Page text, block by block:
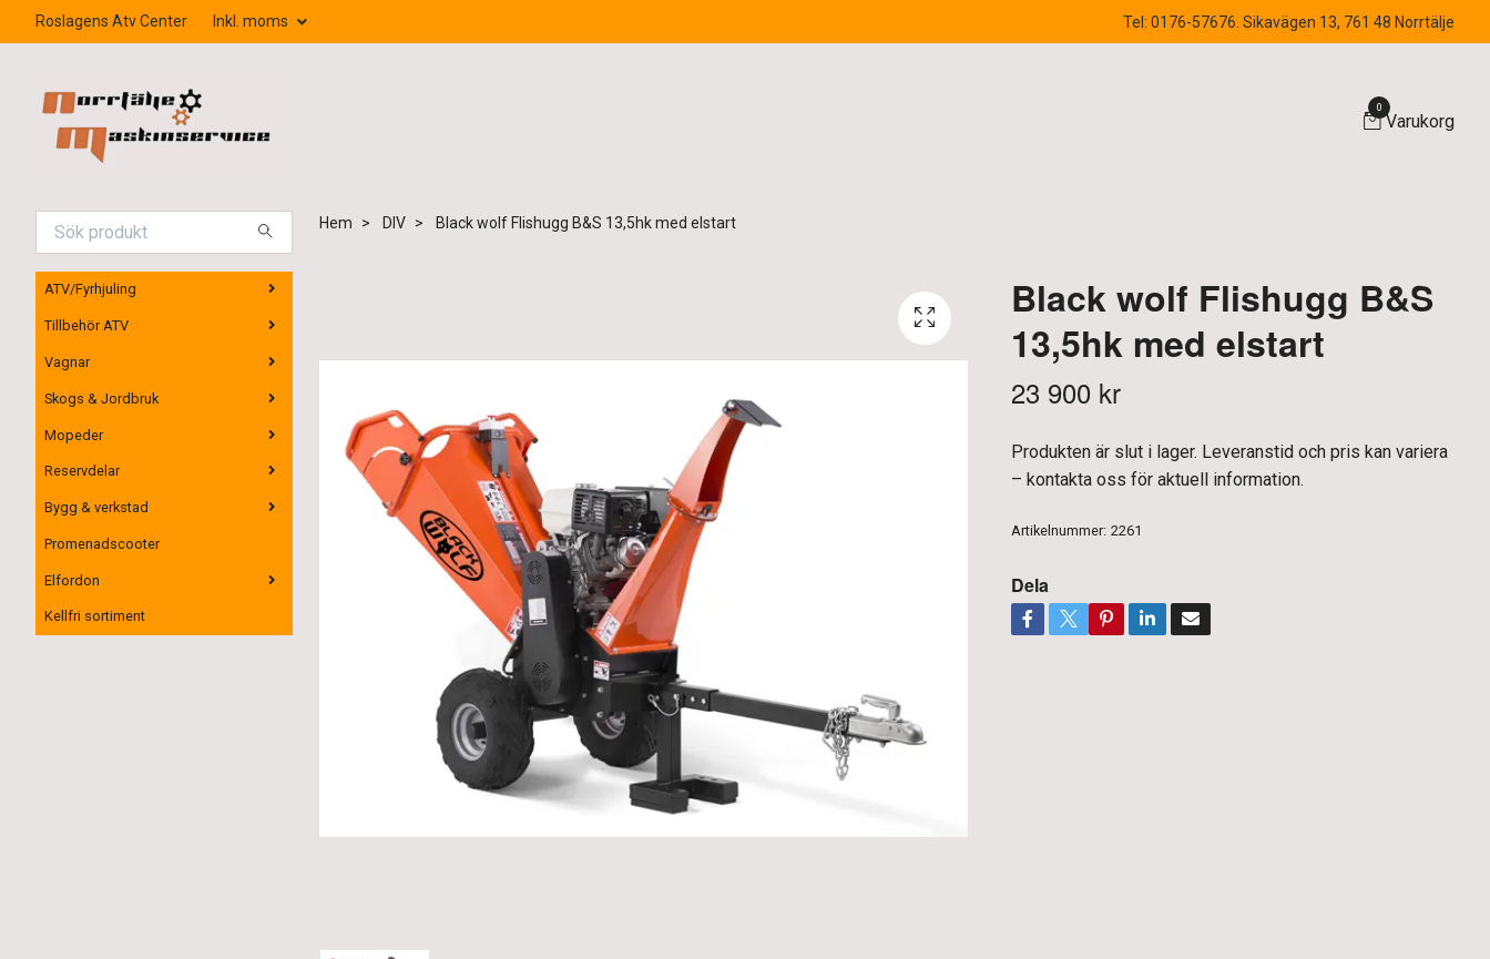
Roslagens Atv Center Inkl. moms Tel: 0176-57676. Sikavägen 13, 761 48 Norrtälje
0
Varukorg
ATV/Fyrhjuling
Tillbehör ATV
Vagnar
Skogs & Jordbruk
Mopeder
Reservdelar
Bygg & verkstad
Promenadscooter
Elfordon
Kellfri sortiment
Hem DIV Black wolf Flishugg B&S 13,5hk med elstart
Black wolf Flishugg B&S
13,5hk med elstart
23 900 kr
Produkten är slut i lager. Leveranstid och pris kan variera
– kontakta oss för aktuell information.
Artikelnummer: 2261
Dela